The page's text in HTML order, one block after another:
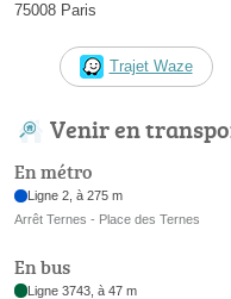
75008 Paris
Trajet Waze
Venir en
En métro
Ligne 2, à 275 m
Arrêt Ternes - Place des Ternes
En bus
Ligne 3743, à 47 m